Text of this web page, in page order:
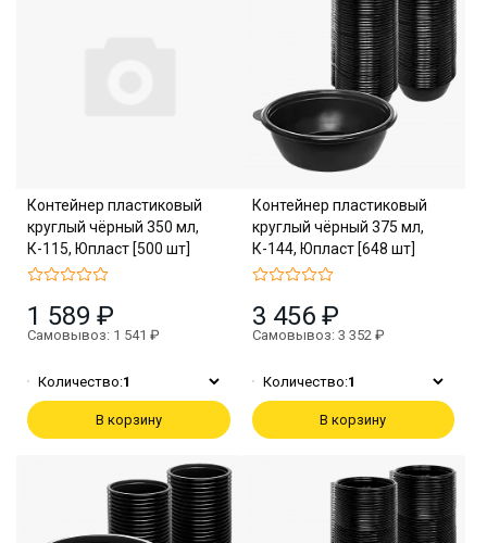
Контейнер пластиковый
круглый чёрный 350 мл,
К-115, Юпласт [500 шт]
1 589 ₽
Самовывоз: 1 541 ₽
Количество:1
В корзину
Контейнер пластиковый
круглый чёрный 375 мл,
К-144, Юпласт [648 шт]
3 456 ₽
Самовывоз: 3 352 ₽
Количество:1
В корзину